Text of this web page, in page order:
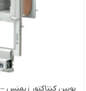
بوبين كنتاكتور زيمنس – 3rt1944-5af01